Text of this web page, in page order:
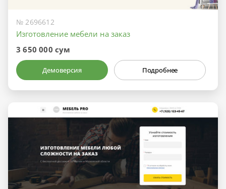
№ 2696612
Изготовление мебели на заказ
3 650 000 сум
Демоверсия Подробнее